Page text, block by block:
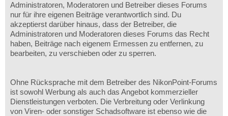
Administratoren, Moderatoren und Betreiber dieses Forums
nur für ihre eigenen Beiträge verantwortlich sind. Du
akzeptierst darüber hinaus, dass der Betreiber, die
Administratoren und Moderatoren dieses Forums das Recht
haben, Beiträge nach eigenem Ermessen zu entfernen, zu
bearbeiten, zu verschieben oder zu sperren.
Ohne Rücksprache mit dem Betreiber des NikonPoint-Forums
ist sowohl Werbung als auch das Angebot kommerzieller
Dienstleistungen verboten. Die Verbreitung oder Verlinkung
von Viren- oder sonstiger Schadsoftware ist ebenso wie die